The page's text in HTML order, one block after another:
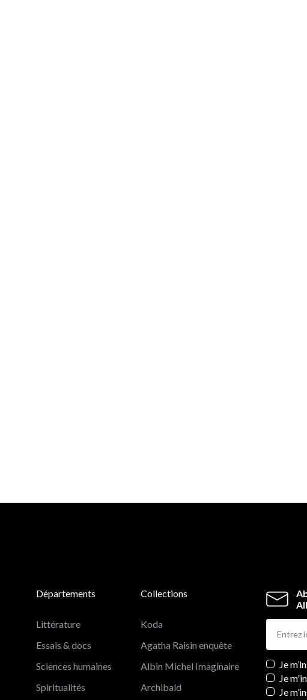
Je
Je
Je
Départements
Littérature
Essais & docs
Sciences humaines
Spiritualités
Collections
Koda
Agatha Raisin enquête
Albin Michel Imaginaire
Archibald